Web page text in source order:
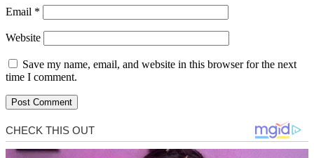
Email *
Website
Save my name, email, and website in this browser for the next
time I comment.